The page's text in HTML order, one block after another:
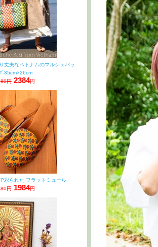
丈夫なベトナムのマルシェバッ
-35cm×26cm
円 2384円
彩られた フラットミュール
円 1984円